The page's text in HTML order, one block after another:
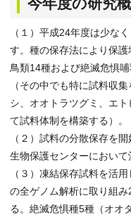
（１）平成24年度は少な
す。種の保存法により保
鳥類14種および絶滅危惧
（その中でも特に試料収
シ、オオトラツグミ、エ
て試料体制を構築する）。
（２）試料の分散保存を
生物保護センターにおいて
（３）凍結保存試料を活
の全ゲノム解析に取り組
る。絶滅危惧種5種（オオ